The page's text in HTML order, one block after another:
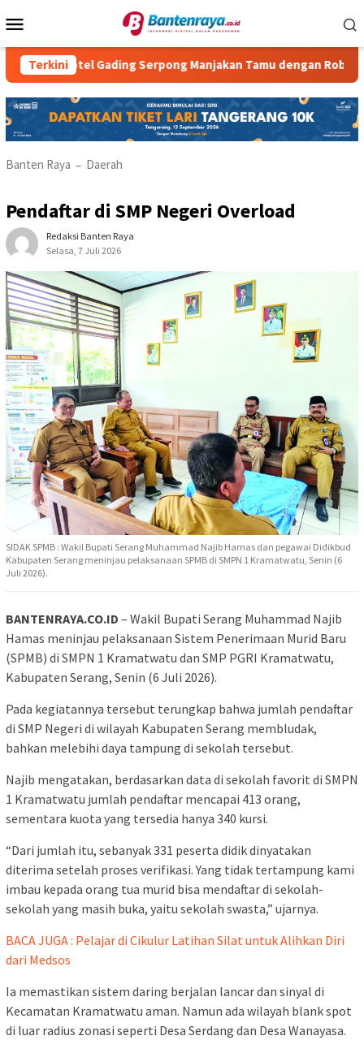
ke
Mobile
Terkini
Gading Serpong Manjakan Tamu dengan Robot Waiter
Banten Raya – Daerah
Pendaftar di SMP Negeri Overload
Redaksi Banten Raya
Selasa, 7 Juli 2026
SIDAK SPMB : Wakil Bupati Serang Muhammad Najib Hamas dan pegawai Didikbud
Kabupaten Serang meninjau pelaksanaan SPMB di SMPN 1 Kramatwatu, Senin (6
Juli 2026).
BANTENRAYA.CO.ID – Wakil Bupati Serang Muhammad Najib
Hamas meninjau pelaksanaan Sistem Penerimaan Murid Baru
(SPMB) di SMPN 1 Kramatwatu dan SMP PGRI Kramatwatu,
Kabupaten Serang, Senin (6 Juli 2026).
Pada kegiatannya tersebut terungkap bahwa jumlah pendaftar
di SMP Negeri di wilayah Kabupaten Serang membludak,
bahkan melebihi daya tampung di sekolah tersebut.
Najib mengatakan, berdasarkan data di sekolah favorit di SMPN
1 Kramatwatu jumlah pendaftar mencapai 413 orang,
sementara kuota yang tersedia hanya 340 kursi.
“Dari jumlah itu, sebanyak 331 peserta didik dinyatakan
diterima setelah proses verifikasi. Yang tidak tertampung kami
imbau kepada orang tua murid bisa mendaftar di sekolah-
sekolah yang masih buka, yaitu sekolah swasta,” ujarnya.
BACA JUGA : Pelajar di Cikulur Latihan Silat untuk Alihkan Diri
dari Medsos
Ia memastikan sistem daring berjalan lancar dan sinyal di
Kecamatan Kramatwatu aman. Namun ada wilayah blank spot
di luar radius zonasi seperti Desa Serdang dan Desa Wanayasa.